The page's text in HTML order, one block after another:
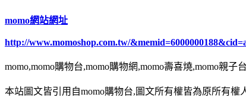
momo網站網址
http://www.momoshop.com.tw/
momo,momo購物台,momo購物網,momo壽喜燒,momo親子
本站圖文皆引用自momo購物台,圖文所有權皆為原所有權